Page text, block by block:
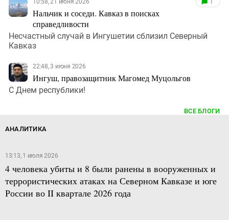
Нальчик и соседи. Кавказ в поисках
справедливости
Несчастный случай в Ингушетии сблизил Северный
Кавказ
22:48, 3 июня 2026
Ингуш, правозащитник Магомед Муцольгов
С Днем республики!
ВСЕ БЛОГИ
АНАЛИТИКА
13:13, 1 июля 2026
4 человека убиты и 8 были ранены в вооруженных и
террористических атаках на Северном Кавказе и юге
России во II квартале 2026 года